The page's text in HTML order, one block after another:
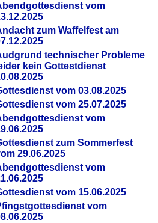
vom
zum Waffelfest am
technischer Probleme
kein Gottestdienst
vom 03.08.2025
vom 25.07.2025
vom
zum Sommerfest
29.06.2025
vom
vom 15.06.2025
vom